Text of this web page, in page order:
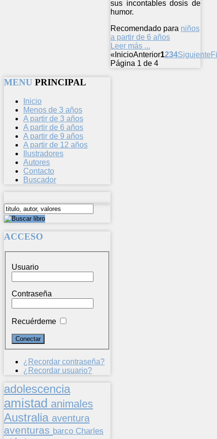
sus incontables dosis de
humor.
Recomendado para niños
a partir de 6 años
Leer más ...
« InicioAnterior1234Siguiente
Página 1 de 4
MENU PRINCIPAL
Inicio
Menos de 3 años
A partir de 3 años
A partir de 6 años
A partir de 9 años
A partir de 12 años
Ilustradores
Autores
Contacto
Buscador
ACCESO
Usuario
Contraseña
Recuérdeme
¿Recordar contraseña?
¿Recordar usuario?
adolescencia
amistad animales
Australia aventura
aventuras barco Charles